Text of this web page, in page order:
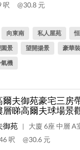
呎
@30.8 元
向東南 私人屋苑
景 望開揚景
豪華
機
夫御苑豪宅三房
睇高爾夫球場景
御苑 |
大廈 6座 中層 A
呎
@30.6 元